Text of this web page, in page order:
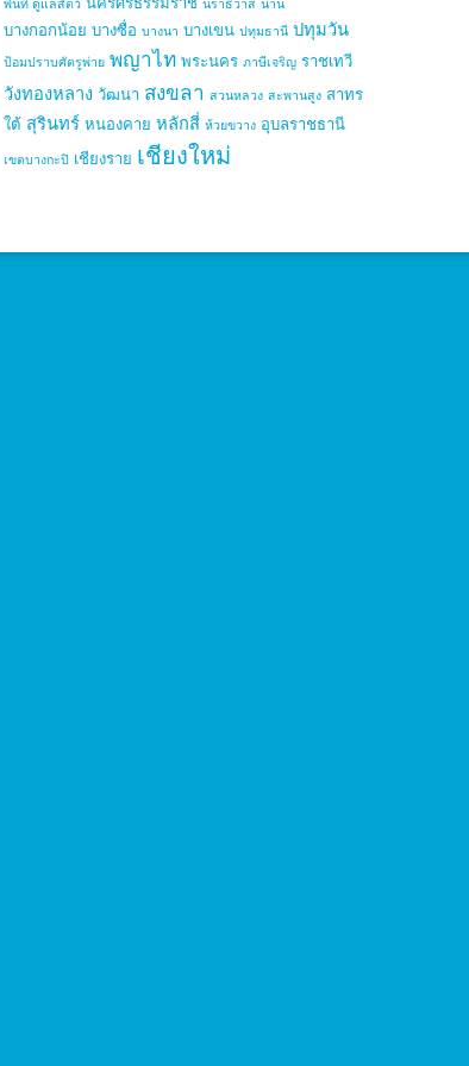
พื้นที่ ดูแลสัตว์
นราธิวาส น่าน
บางกอกน้อย บางซื่อ บางนา บางเขน ปทุมธานี ปทุมวัน
ป้อมปราบศัตรูพ่าย พญาไท พระนคร ภาษีเจริญ ราชเทวี
วังทองหลาง วัฒนา สงขลา สวนหลวง สะพานสูง สาทร
ใต้ สุรินทร์ หนองคาย หลักสี่ ห้วยขวาง อุบลราชธานี
เขตบางกะปิ เชียงราย เชียงใหม่